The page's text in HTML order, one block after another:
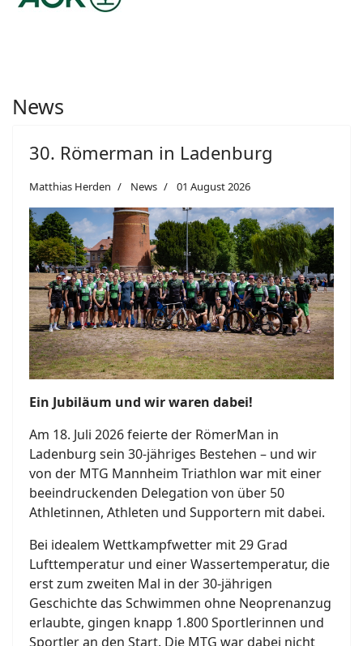
News
30. Römerman in Ladenburg
Matthias Herden News 01 August 2026
Ein Jubiläum und wir waren dabei!
Am 18. Juli 2026 feierte der RömerMan in
Ladenburg sein 30-jähriges Bestehen – und wir
von der MTG Mannheim Triathlon war mit einer
beeindruckenden Delegation von über 50
Athletinnen, Athleten und Supportern mit dabei.
Bei idealem Wettkampfwetter mit 29 Grad
Lufttemperatur und einer Wassertemperatur, die
erst zum zweiten Mal in der 30-jährigen
Geschichte das Schwimmen ohne Neoprenanzug
erlaubte, gingen knapp 1.800 Sportlerinnen und
Sportler an den Start. Die MTG war dabei nicht